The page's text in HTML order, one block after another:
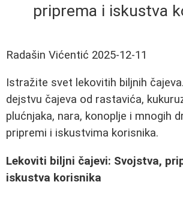
priprema i iskustva
Radašin Vićentić 2025-12-11
Istražite svet lekovitih biljnih
dejstvu čajeva od rastavića,
plućnjaka, nara, konoplje i mnogih
pripremi i iskustvima korisnika.
Lekoviti biljni čajevi: Svojstva,
iskustva korisnika